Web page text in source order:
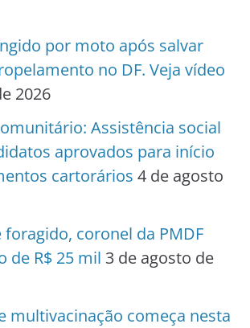
por moto após salvar
no DF. Veja vídeo
2026
Assistência social
aprovados para início
cartorários 4 de agosto
foragido, coronel da PMDF
de R$ 25 mil 3 de agosto de
multivacinação começa nesta